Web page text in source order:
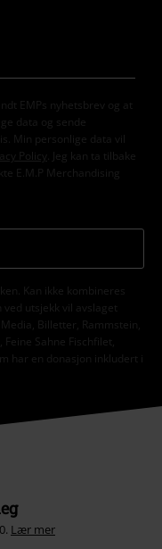
EMPs nyhetsbrev og at
data og sende
Min personlige data vil
Policy
. Jeg kan ta tilbake
E.M.P Merchandising
Kan ikke kombineres
utsjekk vil avslaget
Billetter, Rammstein,
Feine Sahne Fischfilet,
har en donasjon inkludert i
Lær mer